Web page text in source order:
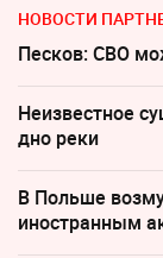
НОВОСТИ
Песков: СВО
Неизвестное
дно реки
В Польше
иностранным